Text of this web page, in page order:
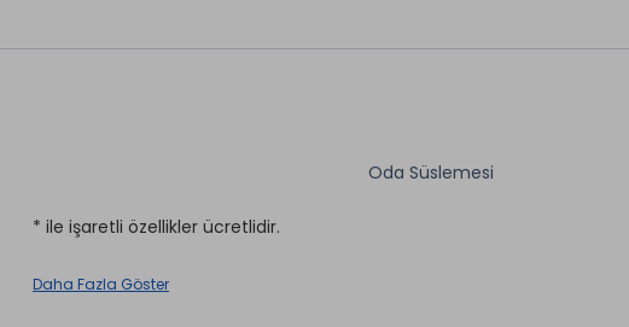
Oda Süslemesi
* ile işaretli özellikler ücretlidir.
Daha Fazla Göster